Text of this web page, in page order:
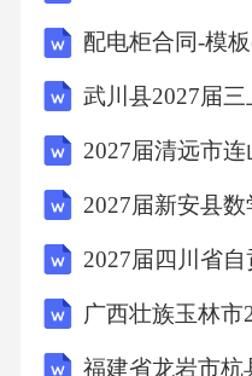
立的进餐空间，避免
偏好的餐具，提供温
或半流质食物以减少
优化采用代币奖励法
反射，但需避免强迫
强化策略阶梯式社交
如陪同散步、简单手
配电柜合同-模